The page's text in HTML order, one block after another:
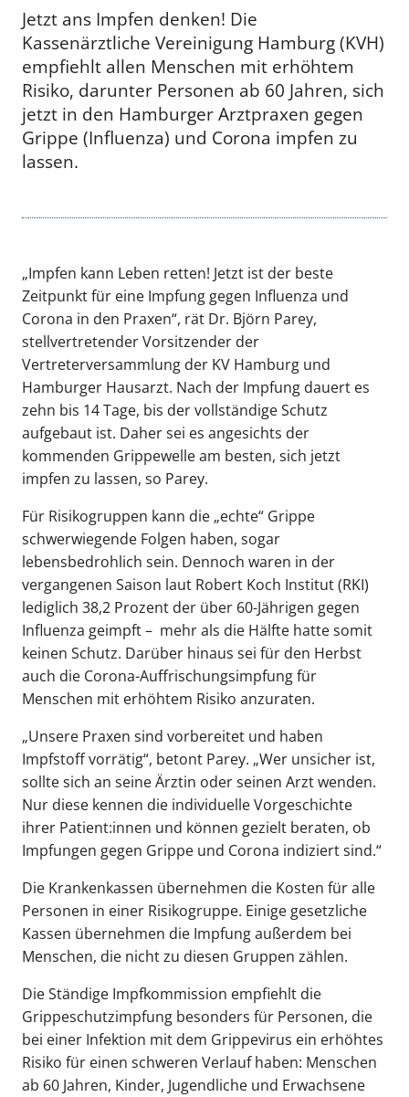
Jetzt ans Impfen denken! Die
Kassenärztliche Vereinigung Hamburg (KVH)
empfiehlt allen Menschen mit erhöhtem
Risiko, darunter Personen ab 60 Jahren, sich
jetzt in den Hamburger Arztpraxen gegen
Grippe (Influenza) und Corona impfen zu
lassen.
„Impfen kann Leben retten! Jetzt ist der beste
Zeitpunkt für eine Impfung gegen Influenza und
Corona in den Praxen“, rät Dr. Björn Parey,
stellvertretender Vorsitzender der
Vertreterversammlung der KV Hamburg und
Hamburger Hausarzt. Nach der Impfung dauert es
zehn bis 14 Tage, bis der vollständige Schutz
aufgebaut ist. Daher sei es angesichts der
kommenden Grippewelle am besten, sich jetzt
impfen zu lassen, so Parey.
Für Risikogruppen kann die „echte“ Grippe
schwerwiegende Folgen haben, sogar
lebensbedrohlich sein. Dennoch waren in der
vergangenen Saison laut Robert Koch Institut (RKI)
lediglich 38,2 Prozent der über 60-Jährigen gegen
Influenza geimpft – mehr als die Hälfte hatte somit
keinen Schutz. Darüber hinaus sei für den Herbst
auch die Corona-Auffrischungsimpfung für
Menschen mit erhöhtem Risiko anzuraten.
„Unsere Praxen sind vorbereitet und haben
Impfstoff vorrätig“, betont Parey. „Wer unsicher ist,
sollte sich an seine Ärztin oder seinen Arzt wenden.
Nur diese kennen die individuelle Vorgeschichte
ihrer Patient:innen und können gezielt beraten, ob
Impfungen gegen Grippe und Corona indiziert sind.“
Die Krankenkassen übernehmen die Kosten für alle
Personen in einer Risikogruppe. Einige gesetzliche
Kassen übernehmen die Impfung außerdem bei
Menschen, die nicht zu diesen Gruppen zählen.
Die Ständige Impfkommission empfiehlt die
Grippeschutzimpfung besonders für Personen, die
bei einer Infektion mit dem Grippevirus ein erhöhtes
Risiko für einen schweren Verlauf haben: Menschen
ab 60 Jahren, Kinder, Jugendliche und Erwachsene